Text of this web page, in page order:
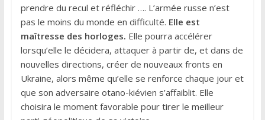
prendre du recul et réfléchir …. L’armée russe n’est
pas le moins du monde en difficulté. Elle est
maîtresse des horloges. Elle pourra accélérer
lorsqu’elle le décidera, attaquer à partir de, et dans de
nouvelles directions, créer de nouveaux fronts en
Ukraine, alors même qu’elle se renforce chaque jour et
que son adversaire otano-kiévien s’affaiblit. Elle
choisira le moment favorable pour tirer le meilleur